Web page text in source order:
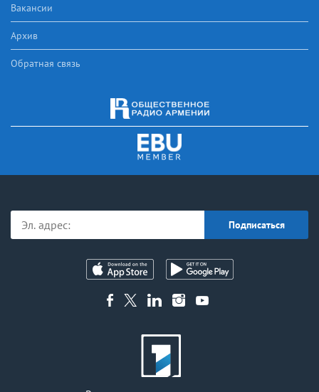
Вакансии
Архив
Обратная связь